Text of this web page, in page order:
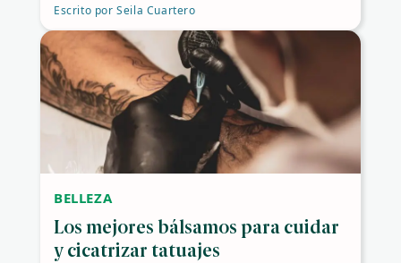
Escrito por Seila Cuartero
BELLEZA
Los mejores bálsamos para cuidar
y cicatrizar tatuajes